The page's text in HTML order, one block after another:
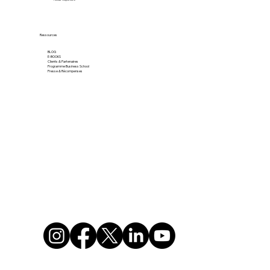
Ressources
BLOG
E-BOOKS
Clients & Partenaires
Programme Business School
Presse & Récompenses